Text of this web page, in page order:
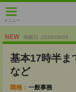
メニュー
NEW 掲載日 :2026/08/08
基本17時半ま
など
職種： 一般事務